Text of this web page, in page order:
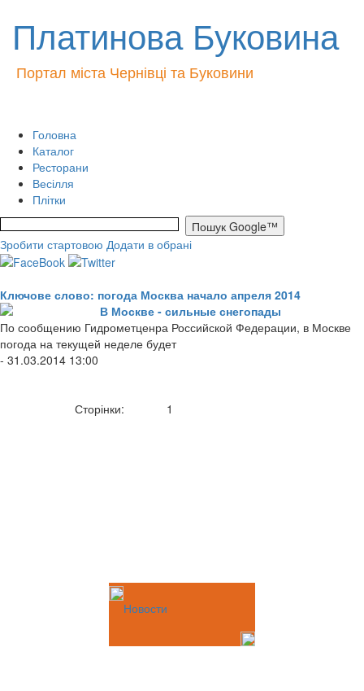
Платинова Буковина
Портал міста Чернівці та Буковини
Головна
Каталог
Ресторани
Весілля
Плітки
Зробити стартовою Додати в обрані
Ключове слово: погода Москва начало апреля 2014
В Москве - сильные снегопады
По сообщению Гидрометценра Российской Федерации, в Москве
погода на текущей неделе будет
- 31.03.2014 13:00
Сторінки: 1
Новости